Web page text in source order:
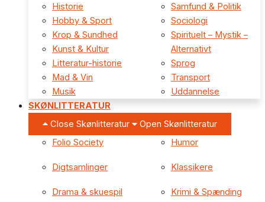
Historie
Hobby & Sport
Krop & Sundhed
Kunst & Kultur
Litteratur-historie
Mad & Vin
Musik
Samfund & Politik
Sociologi
Spirituelt – Mystik –
Alternativt
Sprog
Transport
Uddannelse
SKØNLITTERATUR
Close Skønlitteratur
Open Skønlitteratur
Folio Society
Digtsamlinger
Drama & skuespil
Humor
Klassikere
Krimi & Spænding